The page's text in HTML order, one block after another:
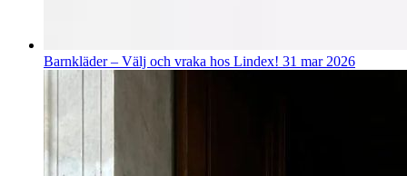
Barnkläder – Välj och vraka hos Lindex! 31 mar 2026